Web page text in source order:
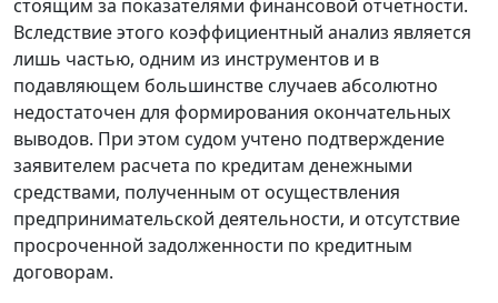
стоящим за показателями финансовой отчетности.
Вследствие этого коэффициентный анализ является
лишь частью, одним из инструментов и в
подавляющем большинстве случаев абсолютно
недостаточен для формирования окончательных
выводов. При этом судом учтено подтверждение
заявителем расчета по кредитам денежными
средствами, полученным от осуществления
предпринимательской деятельности, и отсутствие
просроченной задолженности по кредитным
договорам.